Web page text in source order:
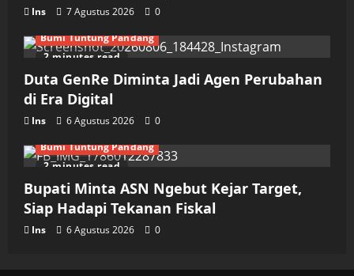
Ins 7 Agustus 2026 0
2 minutes read
Bumi Tuntung Pandang
Duta GenRe Diminta Jadi Agen Perubahan
di Era Digital
Ins 6 Agustus 2026 0
2 minutes read
Bumi Tuntung Pandang
Bupati Minta ASN Ngebut Kejar Target,
Siap Hadapi Tekanan Fiskal
Ins 6 Agustus 2026 0